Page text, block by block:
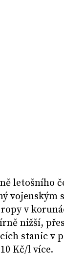
letošního
vojenským
ropy v
nižší,
stanic v
Kč/l více.